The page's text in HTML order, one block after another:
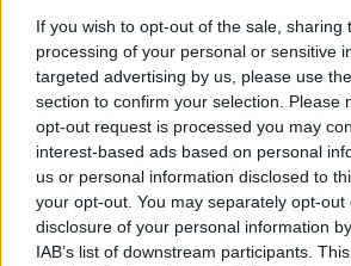
If you wish to opt-out of the sale, sharing
processing of your personal or sensitive
targeted advertising by us, please use
section to confirm your selection. Please
opt-out request is processed you may
interest-based ads based on personal
us or personal information disclosed to
your opt-out. You may separately opt-
disclosure of your personal information
IAB’s list of downstream participants.
Nuovi posti auto in via La
provvisorio a La Maddalena
Allarme truffe a Berchidda,
bussano alle porte
Notre-Dame de Paris
al Molo Brin è un successo